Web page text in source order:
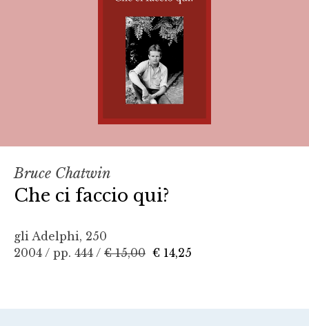
Bruce Chatwin
Che ci faccio qui?
gli Adelphi, 250
2004 / pp. 444 / € 15,00 € 14,25